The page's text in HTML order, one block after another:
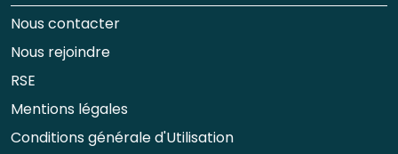
Nous contacter
Nous rejoindre
RSE
Mentions légales
Conditions générale d'Utilisation